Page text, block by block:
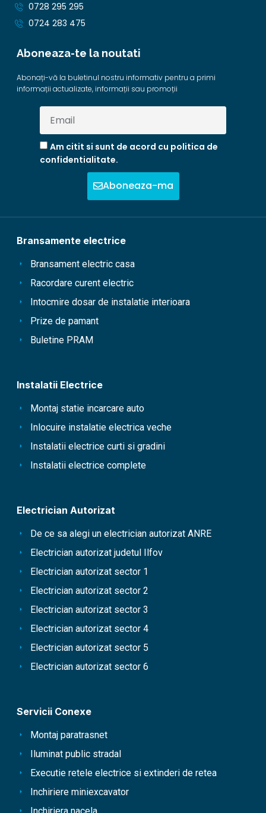
0728 295 295
0724 283 475
Aboneaza-te la noutati
Abonați-vă la buletinul nostru informativ pentru a primi
informații actualizate, informații sau promoții
Am citit si sunt de acord cu politica de
confidentialitate.
Aboneaza-ma
Bransamente electrice
Bransament electric casa
Racordare curent electric
Intocmire dosar de instalatie interioara
Prize de pamant
Buletine PRAM
Instalatii Electrice
Montaj statie incarcare auto
Inlocuire instalatie electrica veche
Instalatii electrice curti si gradini
Instalatii electrice complete
Electrician Autorizat
De ce sa alegi un electrician autorizat ANRE
Electrician autorizat judetul Ilfov
Electrician autorizat sector 1
Electrician autorizat sector 2
Electrician autorizat sector 3
Electrician autorizat sector 4
Electrician autorizat sector 5
Electrician autorizat sector 6
Servicii Conexe
Montaj paratrasnet
Iluminat public stradal
Executie retele electrice si extinderi de retea
Inchiriere miniexcavator